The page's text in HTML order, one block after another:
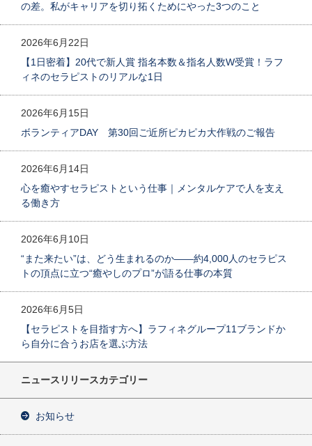
の差。私がキャリアを切り拓くためにやった3つのこと
2026年6月22日
【1日密着】20代で新人賞 指名本数＆指名人数W受賞！ラフ
ィネのセラピストのリアルな1日
2026年6月15日
ボランティアDAY 第30回ご近所ピカピカ大作戦のご報告
2026年6月14日
心を癒やすセラピストという仕事｜メンタルケアで人を支え
る働き方
2026年6月10日
“また来たい”は、どう生まれるのか――約4,000人のセラピス
トの頂点に立つ“癒やしのプロ”が語る仕事の本質
2026年6月5日
【セラピストを目指す方へ】ラフィネグループ11ブランドか
ら自分に合うお店を選ぶ方法
ニュースリリースカテゴリー
お知らせ